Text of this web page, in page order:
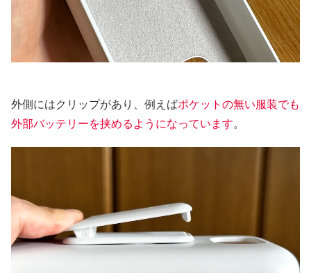
外側にはクリップがあり、例えばポケットの無い服装でも
外部バッテリーを挟めるようになっています。